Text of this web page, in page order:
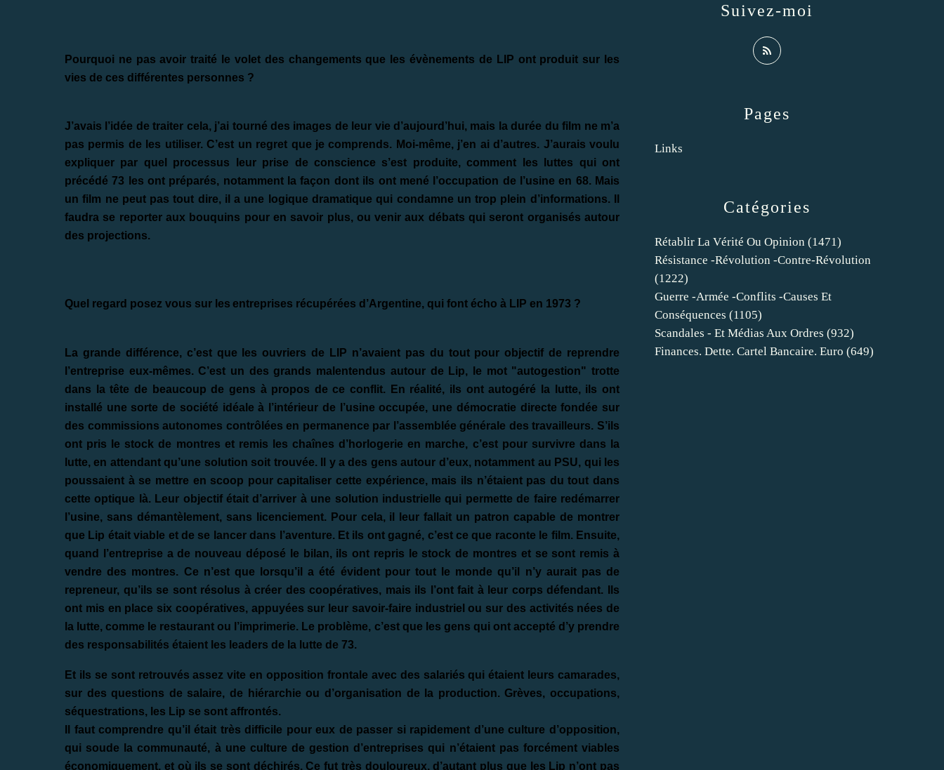
Pourquoi ne pas avoir traité le volet des changements que les évènements de LIP ont produit sur les
vies de ces différentes personnes ?
J’avais l’idée de traiter cela, j’ai tourné des images de leur vie d’aujourd’hui, mais la durée du film ne m’a
pas permis de les utiliser. C’est un regret que je comprends. Moi-même, j’en ai d’autres. J’aurais voulu
expliquer par quel processus leur prise de conscience s’est produite, comment les luttes qui ont
précédé 73 les ont préparés, notamment la façon dont ils ont mené l’occupation de l’usine en 68. Mais
un film ne peut pas tout dire, il a une logique dramatique qui condamne un trop plein d’informations. Il
faudra se reporter aux bouquins pour en savoir plus, ou venir aux débats qui seront organisés autour
des projections.
Quel regard posez vous sur les entreprises récupérées d’Argentine, qui font écho à LIP en 1973 ?
La grande différence, c’est que les ouvriers de LIP n’avaient pas du tout pour objectif de reprendre
l’entreprise eux-mêmes. C’est un des grands malentendus autour de Lip, le mot "autogestion" trotte
dans la tête de beaucoup de gens à propos de ce conflit. En réalité, ils ont autogéré la lutte, ils ont
installé une sorte de société idéale à l’intérieur de l’usine occupée, une démocratie directe fondée sur
des commissions autonomes contrôlées en permanence par l’assemblée générale des travailleurs. S’ils
ont pris le stock de montres et remis les chaînes d’horlogerie en marche, c’est pour survivre dans la
lutte, en attendant qu’une solution soit trouvée. Il y a des gens autour d’eux, notamment au PSU, qui les
poussaient à se mettre en scoop pour capitaliser cette expérience, mais ils n’étaient pas du tout dans
cette optique là. Leur objectif était d’arriver à une solution industrielle qui permette de faire redémarrer
l’usine, sans démantèlement, sans licenciement. Pour cela, il leur fallait un patron capable de montrer
que Lip était viable et de se lancer dans l’aventure. Et ils ont gagné, c’est ce que raconte le film. Ensuite,
quand l’entreprise a de nouveau déposé le bilan, ils ont repris le stock de montres et se sont remis à
vendre des montres. Ce n’est que lorsqu’il a été évident pour tout le monde qu’il n’y aurait pas de
repreneur, qu’ils se sont résolus à créer des coopératives, mais ils l’ont fait à leur corps défendant. Ils
ont mis en place six coopératives, appuyées sur leur savoir-faire industriel ou sur des activités nées de
la lutte, comme le restaurant ou l’imprimerie. Le problème, c’est que les gens qui ont accepté d’y prendre
des responsabilités étaient les leaders de la lutte de 73.
Et ils se sont retrouvés assez vite en opposition frontale avec des salariés qui étaient leurs camarades,
sur des questions de salaire, de hiérarchie ou d’organisation de la production. Grèves, occupations,
séquestrations, les Lip se sont affrontés.
Il faut comprendre qu’il était très difficile pour eux de passer si rapidement d’une culture d’opposition,
qui soude la communauté, à une culture de gestion d’entreprises qui n’étaient pas forcément viables
économiquement, et où ils se sont déchirés. Ce fut très douloureux, d’autant plus que les Lip n’ont pas
Catégories
Rétablir La Vérité Ou Opinion (1471)
Résistance -révolution -contre-Révolution
(1222)
Guerre -armée -conflits -causes Et
Conséquences (1105)
Scandales - Et Médias Aux Ordres (932)
Finances. Dette. Cartel Bancaire. Euro (649)
Pages
Links
Suivez-moi